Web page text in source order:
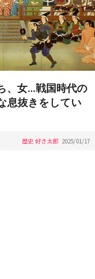
、女…戦国時代の
息抜きをしてい
歴史 好き太郎 2025/01/17